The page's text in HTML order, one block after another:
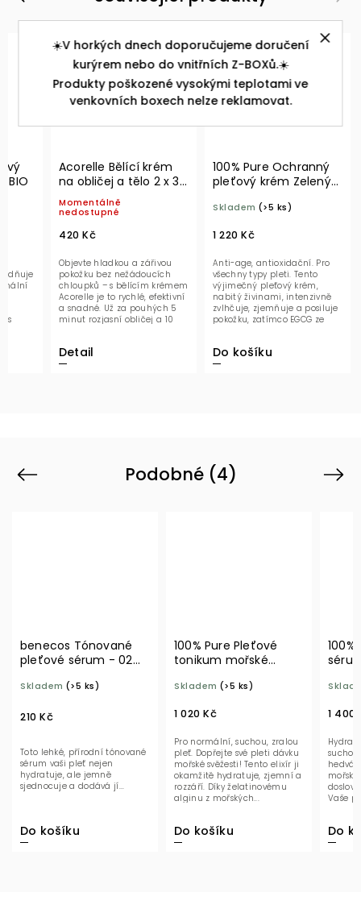
☀️V horkých dnech doporučujeme doručení
kurýrem nebo do vnitřních Z-BOXů.☀️
Produkty poškozené vysokými teplotami ve
venkovních boxech nelze reklamovat.
BIO
s
Acorelle Bělící krém
na obličej a tělo 2 x 30
Momentálně
nedostupné
420 Kč
Detail
Objevte hladkou a zářivou
pokožku bez nežádoucích
chloupků – s bělícím krémem
Acorelle je to rychlé, efektivní
a snadné. Už za pouhých 5
minut rozjasní obličej a 10
100% Pure Ochranný
pleťový krém Zelený
Skladem (>5 ks)
1 220 Kč
Do košíku
Anti-age, antioxidační. Pro
všechny typy pleti. Tento
výjimečný pleťový krém,
nabitý živinami, intenzivně
zvlhčuje, zjemňuje a posiluje
pokožku, zatímco EGCG ze
Podobné (4)
Previous
benecos Tónované
pleťové sérum - 02
Skladem (>5 ks)
210 Kč
Do košíku
Toto lehké, přírodní tónované
sérum vaši pleť nejen
hydratuje, ale jemně
sjednocuje a dodává jí...
100% Pure Pleťové
tonikum mořské
Skladem (>5 ks)
1 020 Kč
Do košíku
Pro normální, suchou, zralou
pleť. Dopřejte své pleti dávku
mořské svěžesti! Tento elixír ji
okamžitě hydratuje, zjemní a
rozzáří. Díky želatinovému
alginu z mořských...
1 400
Do
Vaše
Next